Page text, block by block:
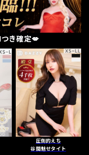
き確定💋
圧倒的えち
谷間魅せタイト